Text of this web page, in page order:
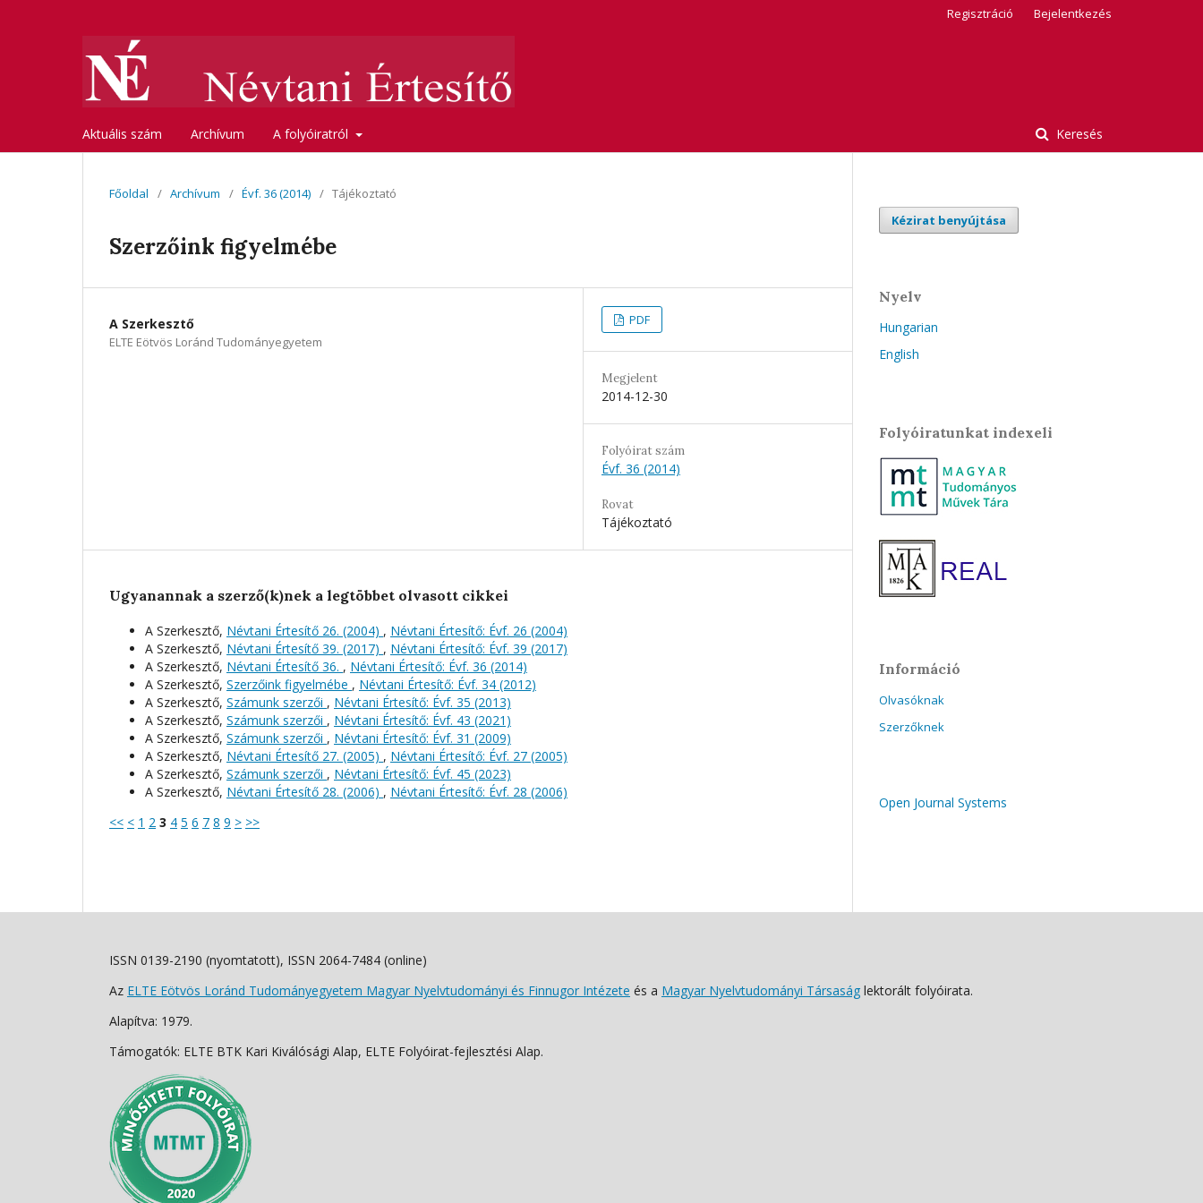
Aktuális szám Archívum A folyóiratról Keresés
Regisztráció Bejelentkezés
Főoldal / Archívum / Évf. 36 (2014) / Tájékoztató
Szerzőink figyelmébe
A Szerkesztő
ELTE Eötvös Loránd Tudományegyetem
PDF
Megjelent
2014-12-30
Folyóirat szám
Évf. 36 (2014)
Rovat
Tájékoztató
Ugyanannak a szerző(k)nek a legtöbbet olvasott cikkei
A Szerkesztő, Névtani Értesítő 26. (2004) , Névtani Értesítő: Évf. 26 (2004)
A Szerkesztő, Névtani Értesítő 39. (2017) , Névtani Értesítő: Évf. 39 (2017)
A Szerkesztő, Névtani Értesítő 36. , Névtani Értesítő: Évf. 36 (2014)
A Szerkesztő, Szerzőink figyelmébe , Névtani Értesítő: Évf. 34 (2012)
A Szerkesztő, Számunk szerzői , Névtani Értesítő: Évf. 35 (2013)
A Szerkesztő, Számunk szerzői , Névtani Értesítő: Évf. 43 (2021)
A Szerkesztő, Számunk szerzői , Névtani Értesítő: Évf. 31 (2009)
A Szerkesztő, Névtani Értesítő 27. (2005) , Névtani Értesítő: Évf. 27 (2005)
A Szerkesztő, Számunk szerzői , Névtani Értesítő: Évf. 45 (2023)
A Szerkesztő, Névtani Értesítő 28. (2006) , Névtani Értesítő: Évf. 28 (2006)
<< < 1 2 3 4 5 6 7 8 9 > >>
Kézirat benyújtása
Nyelv
Hungarian
English
Folyóiratunkat indexeli
Információ
Olvasóknak
Szerzőknek
Open Journal Systems
ISSN 0139-2190 (nyomtatott), ISSN 2064-7484 (online)
Az ELTE Eötvös Loránd Tudományegyetem Magyar Nyelvtudományi és Finnugor Intézete és a Magyar Nyelvtudományi Társaság lektorált folyóirata.
Alapítva: 1979.
Támogatók: ELTE BTK Kari Kiválósági Alap, ELTE Folyóirat-fejlesztési Alap.